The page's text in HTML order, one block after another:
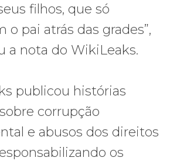
filhos, que só
o pai atrás das grades”,
a nota do WikiLeaks.
publicou histórias
corrupção
e abusos dos direitos
os